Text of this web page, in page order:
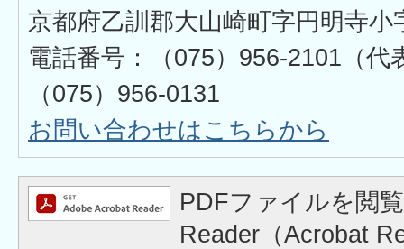
京都府乙訓郡大山崎町字円明寺小
電話番号：（075）956-2101（
（075）956-0131
お問い合わせはこちらから
PDFファイルを閲
Reader（Acrobat